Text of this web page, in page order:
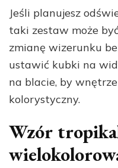
Jeśli planujesz
taki zestaw może
zmianę wizerunku
ustawić kubki na
na blacie, by
kolorystyczny.
Wzór